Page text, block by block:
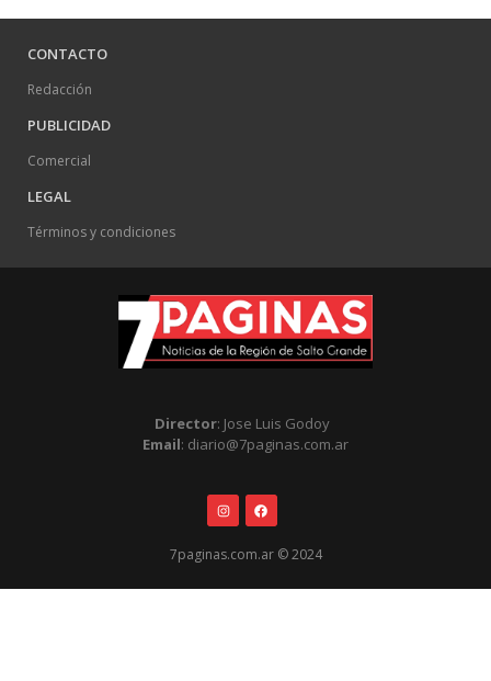
CONTACTO
Redacción
PUBLICIDAD
Comercial
LEGAL
Términos y condiciones
Director: Jose Luis Godoy
Email: diario@7paginas.com.ar
7paginas.com.ar © 2024